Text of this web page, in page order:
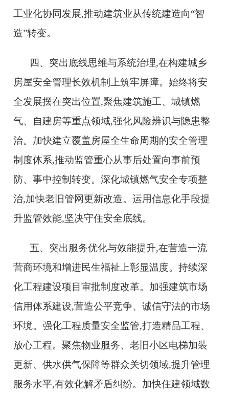
工业化协同发展,推动建筑业从传统建造向“智
造”转变。
四、突出底线思维与系统治理,在构建城乡
房屋安全管理长效机制上筑牢屏障。始终将安
全发展摆在突出位置,聚焦建筑施工、城镇燃
气、自建房等重点领域,强化风险辨识与隐患整
治。加快建立覆盖房屋全生命周期的安全管理
制度体系,推动监管重心从事后处置向事前预
防、事中控制转变。深化城镇燃气安全专项整
治,加快老旧管网更新改造。运用信息化手段提
升监管效能,坚决守住安全底线。
五、突出服务优化与效能提升,在营造一流
营商环境和增进民生福祉上彰显温度。持续深
化工程建设项目审批制度改革。加强建筑市场
信用体系建设,营造公平竞争、诚信守法的市场
环境。强化工程质量安全监管,打造精品工程、
放心工程。聚焦物业服务、老旧小区电梯加装
更新、供水供气保障等群众关切领域,提升管理
服务水平,有效化解矛盾纠纷。加快住建领域数